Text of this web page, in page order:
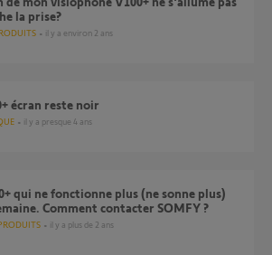
la prise?
il y a environ 2 ans
écran reste noir
il y a presque 4 ans
Comment contacter SOMFY ?
il y a plus de 2 ans